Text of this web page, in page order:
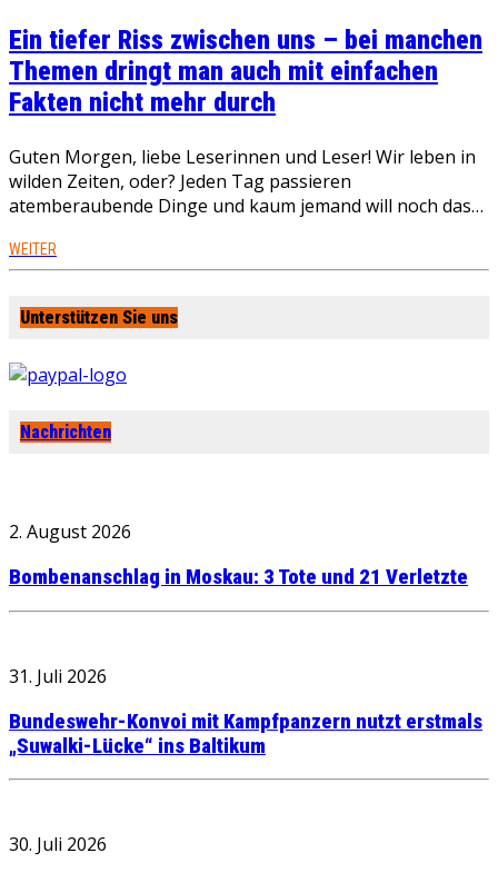
Ein tiefer Riss zwischen uns – bei manchen
Themen dringt man auch mit einfachen
Fakten nicht mehr durch
Guten Morgen, liebe Leserinnen und Leser! Wir leben in
wilden Zeiten, oder? Jeden Tag passieren
atemberaubende Dinge und kaum jemand will noch das…
WEITER
Unterstützen Sie uns
Nachrichten
2. August 2026
Bombenanschlag in Moskau: 3 Tote und 21 Verletzte
31. Juli 2026
Bundeswehr-Konvoi mit Kampfpanzern nutzt erstmals
„Suwalki-Lücke“ ins Baltikum
30. Juli 2026